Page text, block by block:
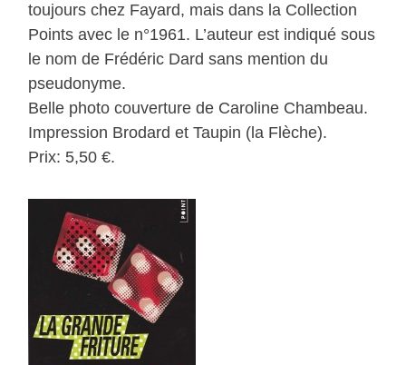
toujours chez Fayard, mais dans la Collection
Points avec le n°1961. L’auteur est indiqué sous
le nom de Frédéric Dard sans mention du
pseudonyme.
Belle photo couverture de Caroline Chambeau.
Impression Brodard et Taupin (la Flèche).
Prix: 5,50 €.